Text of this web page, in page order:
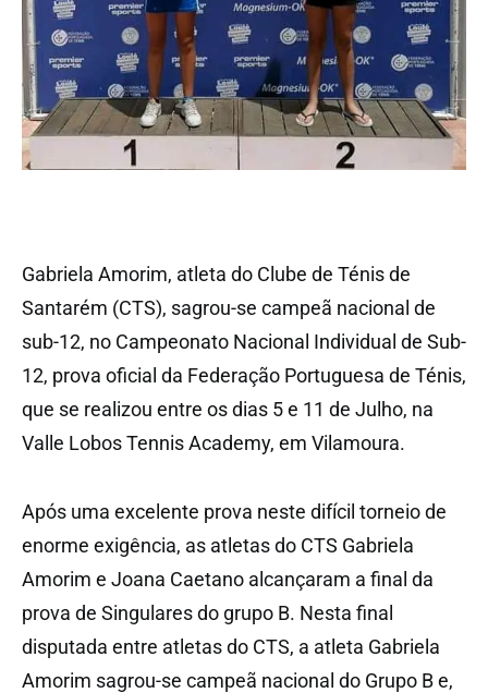
Gabriela Amorim, atleta do Clube de Ténis de
Santarém (CTS), sagrou-se campeã nacional de
sub-12, no Campeonato Nacional Individual de Sub-
12, prova oficial da Federação Portuguesa de Ténis,
que se realizou entre os dias 5 e 11 de Julho, na
Valle Lobos Tennis Academy, em Vilamoura.
Após uma excelente prova neste difícil torneio de
enorme exigência, as atletas do CTS Gabriela
Amorim e Joana Caetano alcançaram a final da
prova de Singulares do grupo B. Nesta final
disputada entre atletas do CTS, a atleta Gabriela
Amorim sagrou-se campeã nacional do Grupo B e,